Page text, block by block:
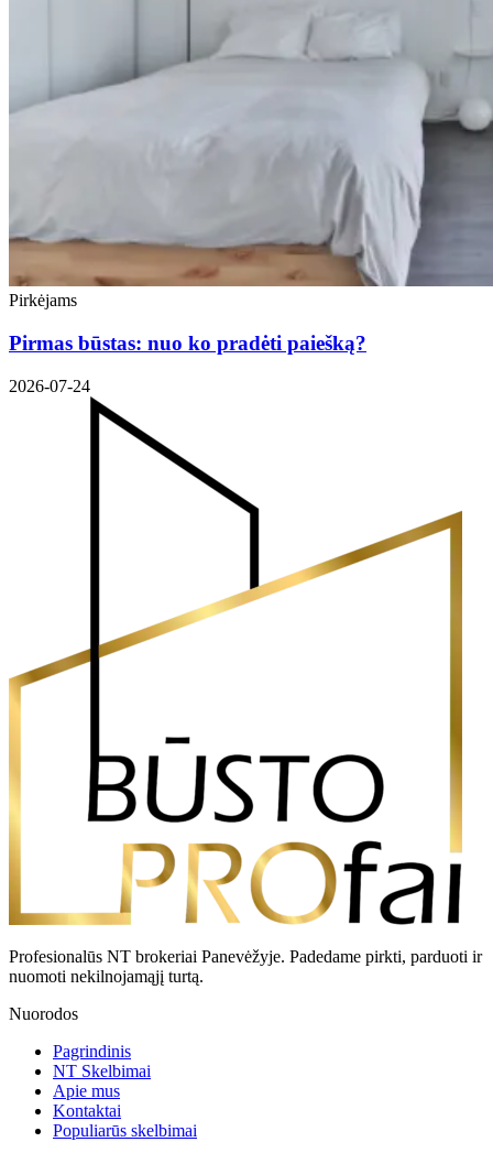
Pirkėjams
Pirmas būstas: nuo ko pradėti paiešką?
2026-07-24
Profesionalūs NT brokeriai Panevėžyje. Padedame pirkti, parduoti ir
nuomoti nekilnojamąjį turtą.
Nuorodos
Pagrindinis
NT Skelbimai
Apie mus
Kontaktai
Populiarūs skelbimai